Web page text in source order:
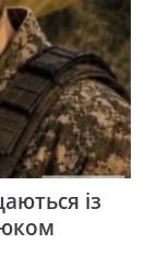
із